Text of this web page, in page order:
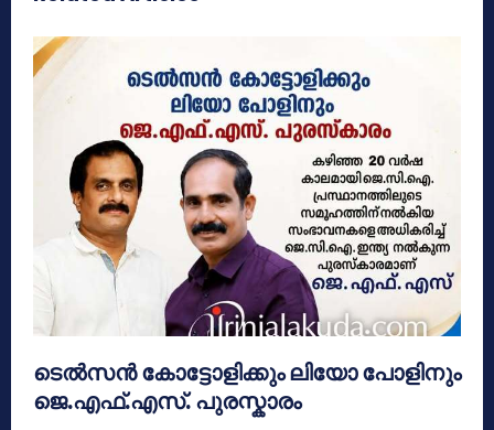
ടെൽസൻ കോട്ടോളിക്കും ലിയോ പോളിനും
ജെ.എഫ്.എസ്. പുരസ്കാരം